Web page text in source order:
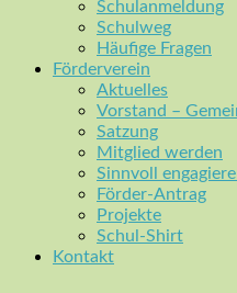
Schulanmeldung
Schulweg
Häufige Fragen
Förderverein
Aktuelles
Vorstand –
Satzung
Mitglied werden
Sinnvoll
Förder-Antrag
Projekte
Schul-Shirt
Kontakt